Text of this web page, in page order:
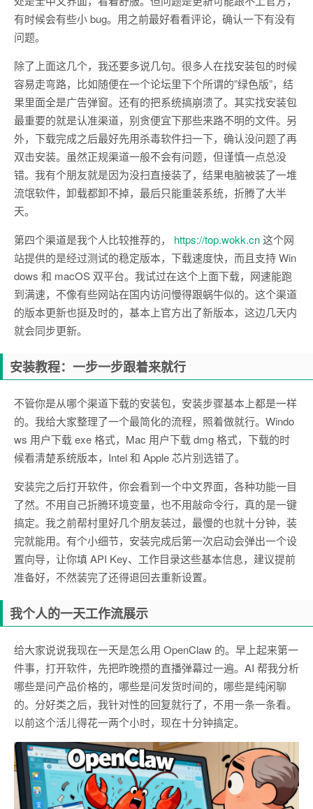
有时候会有些小 bug。用之前最好看看评论，确认一下有没有
问题。
除了上面这几个，我还要多说几句。很多人在找安装包的时候
容易走弯路，比如随便在一个论坛里下个所谓的”绿色版”，结
果里面全是广告弹窗。还有的把系统搞崩溃了。其实找安装包
最重要的就是认准渠道，别贪便宜下那些来路不明的文件。另
外，下载完成之后最好先用杀毒软件扫一下，确认没问题了再
双击安装。虽然正规渠道一般不会有问题，但谨慎一点总没
错。我有个朋友就是因为没扫直接装了，结果电脑被装了一堆
流氓软件，卸载都卸不掉，最后只能重装系统，折腾了大半
天。
第四个渠道是我个人比较推荐的， https://top.wokk.cn这个网
站提供的是经过测试的稳定版本，下载速度快，而且支持 Win
dows 和 macOS 双平台。我试过在这个上面下载，网速能跑
到满速，不像有些网站在国内访问慢得跟蜗牛似的。这个渠道
的版本更新也挺及时的，基本上官方出了新版本，这边几天内
就会同步更新。
安装教程：一步一步跟着来就行
不管你是从哪个渠道下载的安装包，安装步骤基本上都是一样
的。我给大家整理了一个最简化的流程，照着做就行。Windo
ws 用户下载 exe 格式，Mac 用户下载 dmg 格式，下载的时
候看清楚系统版本，Intel 和 Apple 芯片别选错了。
安装完之后打开软件，你会看到一个中文界面，各种功能一目
了然。不用自己折腾环境变量，也不用敲命令行，真的是一键
搞定。我之前帮村里好几个朋友装过，最慢的也就十分钟，装
完就能用。有个小细节，安装完成后第一次启动会弹出一个设
置向导，让你填 API Key、工作目录这些基本信息，建议提前
准备好，不然装完了还得退回去重新设置。
我个人的一天工作流展示
给大家说说我现在一天是怎么用 OpenClaw 的。早上起来第一
件事，打开软件，先把昨晚攒的直播弹幕过一遍。AI 帮我分析
哪些是问产品价格的，哪些是问发货时间的，哪些是纯闲聊
的。分好类之后，我针对性的回复就行了，不用一条一条看。
以前这个活儿得花一两个小时，现在十分钟搞定。